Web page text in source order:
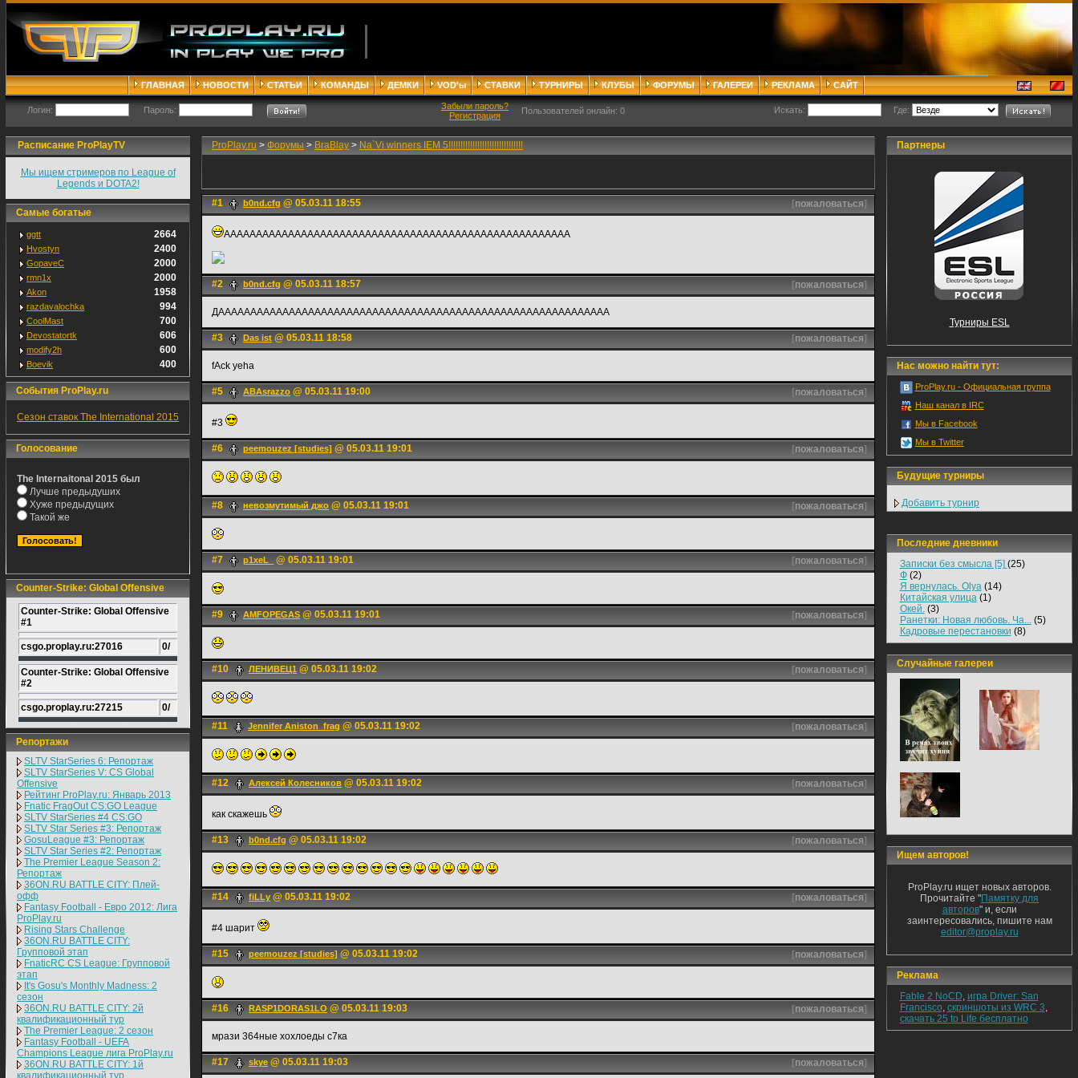
ГЛАВНАЯ НОВОСТИ СТАТЬИ КОМАНДЫ ДЕМКИ VOD'ы СТАВКИ ТУРНИРЫ КЛУБЫ ФОРУМЫ ГАЛЕРЕИ РЕКЛАМА САЙТ
Логин: Пароль:
Забыли пароль?
Регистрация
Пользователей онлайн: 0 Искать: Где:
Расписание ProPlayTV
Мы ищем стримеров по League of
Legends и DOTA2!
Самые богатые
ggtt 2664
Hvostyn 2400
GopaveC 2000
rmn1x 2000
Akon 1958
razdavalochka 994
CoolMast 700
Devostatortk 606
modify2h 600
Boevik 400
События ProPlay.ru
Сезон ставок The International 2015
Голосование
The Internaitonal 2015 был
Лучше предыдуших
Хуже предыдущих
Такой же
Counter-Strike: Global Offensive
Counter-Strike: Global Offensive
#1
csgo.proplay.ru:27016 0/
Counter-Strike: Global Offensive
#2
csgo.proplay.ru:27215 0/
Репортажи
SLTV StarSeries 6: Репортаж
SLTV StarSeries V: CS Global
Offensive
Рейтинг ProPlay.ru: Январь 2013
Fnatic FragOut CS:GO League
SLTV StarSeries #4 CS:GO
SLTV Star Series #3: Репортаж
GosuLeague #3: Репортаж
SLTV Star Series #2: Репортаж
The Premier League Season 2:
Репортаж
36ON.RU BATTLE CITY: Плей-
офф
Fantasy Football - Евро 2012: Лига
ProPlay.ru
Rising Stars Challenge
36ON.RU BATTLE CITY:
Групповой этап
FnaticRC CS League: Групповой
этап
It's Gosu's Monthly Madness: 2
сезон
36ON.RU BATTLE CITY: 2й
квалификационный тур
The Premier League: 2 cезон
Fantasy Football - UEFA
Champions League лига ProPlay.ru
36ON.RU BATTLE CITY: 1й
квалификационный тур
ProPlay.ru > Форумы > BraBlay > Na`Vi winners IEM 5!!!!!!!!!!!!!!!!!!!!!!!!!!!!!!!
#1 b0nd.cfg @ 05.03.11 18:55 [пожаловаться]
AAAAAAAAAAAAAAAAAAAAAAAAAAAAAAAAAAAAAAAAAAAAAAAAAAAAAA
#2 b0nd.cfg @ 05.03.11 18:57 [пожаловаться]
ДААААААААААААААААААААААААААААААААААААААААААААААААААААААААААААА
#3 Das ist @ 05.03.11 18:58 [пожаловаться]
fAck yeha
#5 ABAsrazzo @ 05.03.11 19:00 [пожаловаться]
#3
#6 peemouzez [studies] @ 05.03.11 19:01 [пожаловаться]
#8 невозмутимый джо @ 05.03.11 19:01 [пожаловаться]
#7 p1xeL_ @ 05.03.11 19:01 [пожаловаться]
#9 AMFOPEGAS @ 05.03.11 19:01 [пожаловаться]
#10 ЛЕНИВЕЦ1 @ 05.03.11 19:02 [пожаловаться]
#11 Jennifer Aniston_frag @ 05.03.11 19:02 [пожаловаться]
#12 Алексей Колесников @ 05.03.11 19:02 [пожаловаться]
как скажешь
#13 b0nd.cfg @ 05.03.11 19:02 [пожаловаться]
#14 fiLLy @ 05.03.11 19:02 [пожаловаться]
#4 шарит
#15 peemouzez [studies] @ 05.03.11 19:02 [пожаловаться]
#16 RASP1DORAS1LO @ 05.03.11 19:03 [пожаловаться]
мрази 364ные хохлоеды с7ка
#17 skye @ 05.03.11 19:03 [пожаловаться]
Партнеры
Турниры ESL
Нас можно найти тут:
ProPlay.ru - Официальная группа
Наш канал в IRC
Мы в Facebook
Мы в Twitter
Будущие турниры
Добавить турнир
Последние дневники
Записки без смысла [5] (25)
Ф(2)
Я вернулась. Olya(14)
Китайская улица(1)
Окей.(3)
Ранетки: Новая любовь. Ча...(5)
Кадровые перестановки (8)
Случайные галереи
Ищем авторов!
ProPlay.ru ищет новых авторов.
Прочитайте "Памятку для
авторов" и, если
заинтересовались, пишите нам
editor@proplay.ru
Реклама
Fable 2 NoCD, игра Driver: San
Francisco, скриншоты из WRC 3,
скачать 25 to Life бесплатно